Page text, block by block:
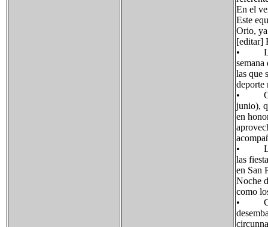
En el
Este
Orio,
[editar]
• Las
semana
las que
deporte
•
junio),
en
• Los
las
en San
Noche
como
• Cada